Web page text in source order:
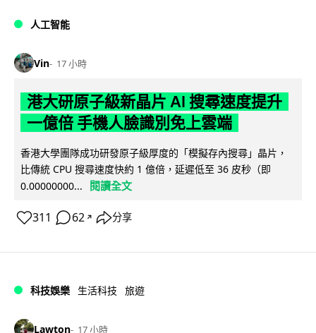
人工智能
Vin 17 小時
港大研原子級新晶片 AI 搜尋速度提升
一億倍 手機人臉識別免上雲端
香港大學團隊成功研發原子級厚度的「模擬存內搜尋」晶片，
比傳統 CPU 搜尋速度快約 1 億倍，延遲低至 36 皮秒（即
0.00000000...
閱讀全文
311 62 ↗ 分享
科技娛樂 生活科技 旅遊
Lawton 17 小時